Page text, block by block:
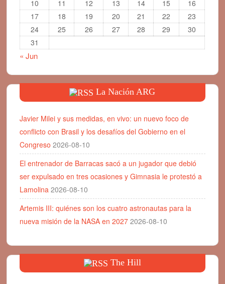
10 11 12 13 14 15
16
17
18 19 20 21 22
23
24
25 26 27 28 29
30
31
« Jun
La Nación ARG
Javier Milei y sus medidas, en vivo: un nuevo foco de
conflicto con Brasil y los desafíos del Gobierno en el
Congreso 2026-08-10
El entrenador de Barracas sacó a un jugador que debió
ser expulsado en tres ocasiones y Gimnasia le protestó a
Lamolina 2026-08-10
Artemis III: quiénes son los cuatro astronautas para la
nueva misión de la NASA en 2027 2026-08-10
The Hill